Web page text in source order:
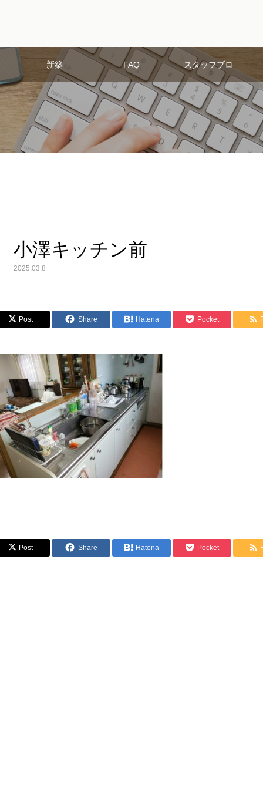
新築 FAQ スタッフブロ
グ
小澤キッチン前
2025.03.8
Post Share Hatena Pocket
Post Share Hatena Pocket